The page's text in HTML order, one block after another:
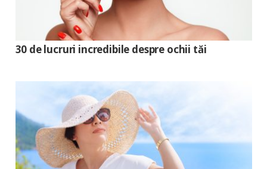
30 de lucruri incredibile despre ochii tăi